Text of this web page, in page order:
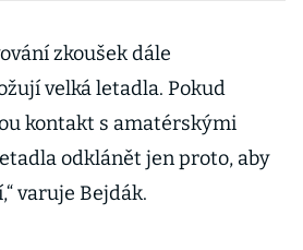
zkoušek dále
velká letadla. Pokud
kontakt s amatérskými
odklánět jen proto, aby
varuje Bejdák.